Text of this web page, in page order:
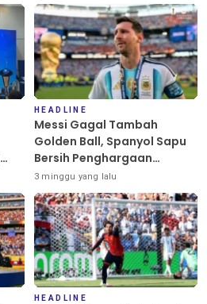
HEADLINE
Messi Gagal Tambah
Golden Ball, Spanyol Sapu
Bersih Penghargaan
Individu Piala Dunia 2026
3 minggu yang lalu
HEADLINE